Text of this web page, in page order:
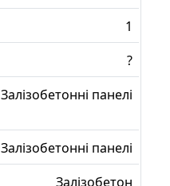
1
?
Залізобетонні панелі
Залізобетонні панелі
Залізобетон